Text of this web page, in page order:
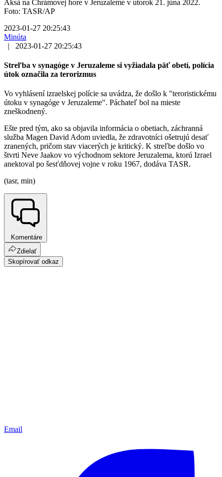
Aksá na Chrámovej hore v Jeruzaleme v utorok 21. júna 2022.
Foto: TASR/AP
2023-01-27 20:25:43
Minúta
|
2023-01-27 20:25:43
Streľba v synagóge v Jeruzaleme si vyžiadala päť obetí, polícia
útok označila za terorizmus
Vo vyhlásení izraelskej polície sa uvádza, že došlo k "teroristickému
útoku v synagóge v Jeruzaleme". Páchateľ bol na mieste
zneškodnený.
Ešte pred tým, ako sa objavila informácia o obetiach, záchranná
služba Magen David Adom uviedla, že zdravotníci ošetrujú desať
zranených, pričom stav viacerých je kritický. K streľbe došlo vo
štvrti Neve Jaakov vo východnom sektore Jeruzalema, ktorú Izrael
anektoval po šesťdňovej vojne v roku 1967, dodáva TASR.
(tasr, min)
Komentáre
Zdielať
Skopírovať odkaz
Email